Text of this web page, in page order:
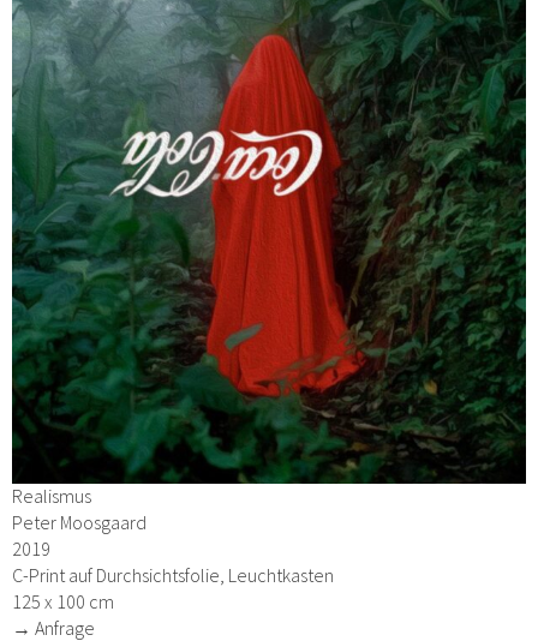
Realismus
Peter Moosgaard
2019
C-Print auf Durchsichtsfolie, Leuchtkasten
125 x 100 cm
→ Anfrage